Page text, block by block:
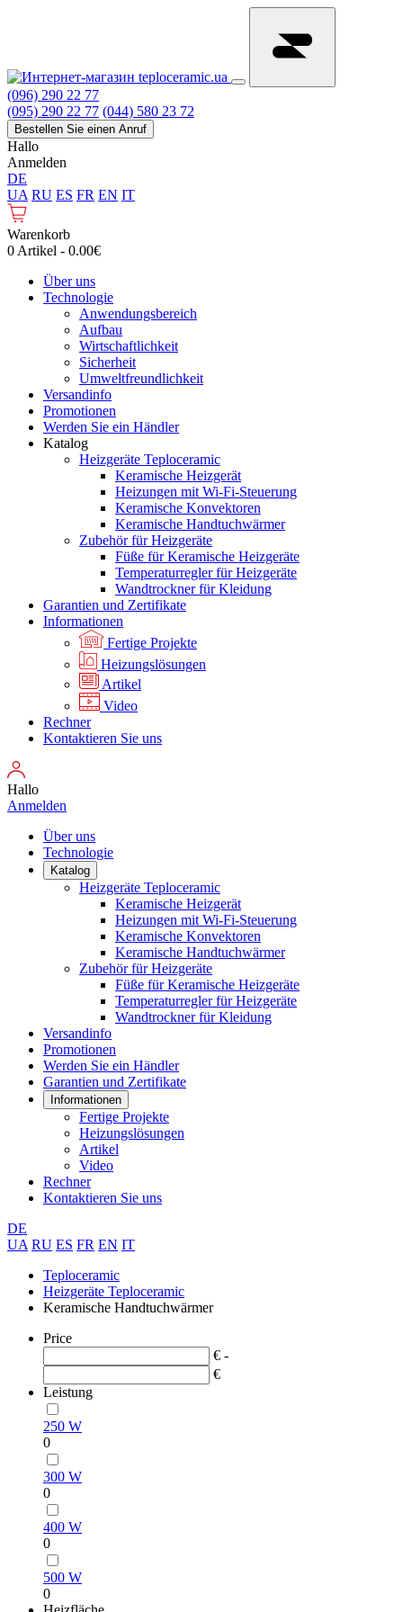
(096) 290 22 77
(095) 290 22 77 (044) 580 23 72
Bestellen Sie einen Anruf
Hallo
Anmelden
DE
UA RU ES FR EN IT
Warenkorb
0 Artikel - 0.00€
Über uns
Technologie
Anwendungsbereich
Aufbau
Wirtschaftlichkeit
Sicherheit
Umweltfreundlichkeit
Versandinfo
Promotionen
Werden Sie ein Händler
Katalog
Heizgeräte Teploceramic
Keramische Heizgerät
Heizungen mit Wi-Fi-Steuerung
Keramische Konvektoren
Keramische Handtuchwärmer
Zubehör für Heizgeräte
Füße für Keramische Heizgeräte
Temperaturregler für Heizgeräte
Wandtrockner für Kleidung
Garantien und Zertifikate
Informationen
Fertige Projekte
Heizungslösungen
Artikel
Video
Rechner
Kontaktieren Sie uns
Hallo
Anmelden
Über uns
Technologie
Katalog
Heizgeräte Teploceramic
Keramische Heizgerät
Heizungen mit Wi-Fi-Steuerung
Keramische Konvektoren
Keramische Handtuchwärmer
Zubehör für Heizgeräte
Füße für Keramische Heizgeräte
Temperaturregler für Heizgeräte
Wandtrockner für Kleidung
Versandinfo
Promotionen
Werden Sie ein Händler
Garantien und Zertifikate
Informationen
Fertige Projekte
Heizungslösungen
Artikel
Video
Rechner
Kontaktieren Sie uns
DE
UA RU ES FR EN IT
Teploceramic
Heizgeräte Teploceramic
Keramische Handtuchwärmer
Price
€ -
€
Leistung
250 W
0
300 W
0
400 W
0
500 W
0